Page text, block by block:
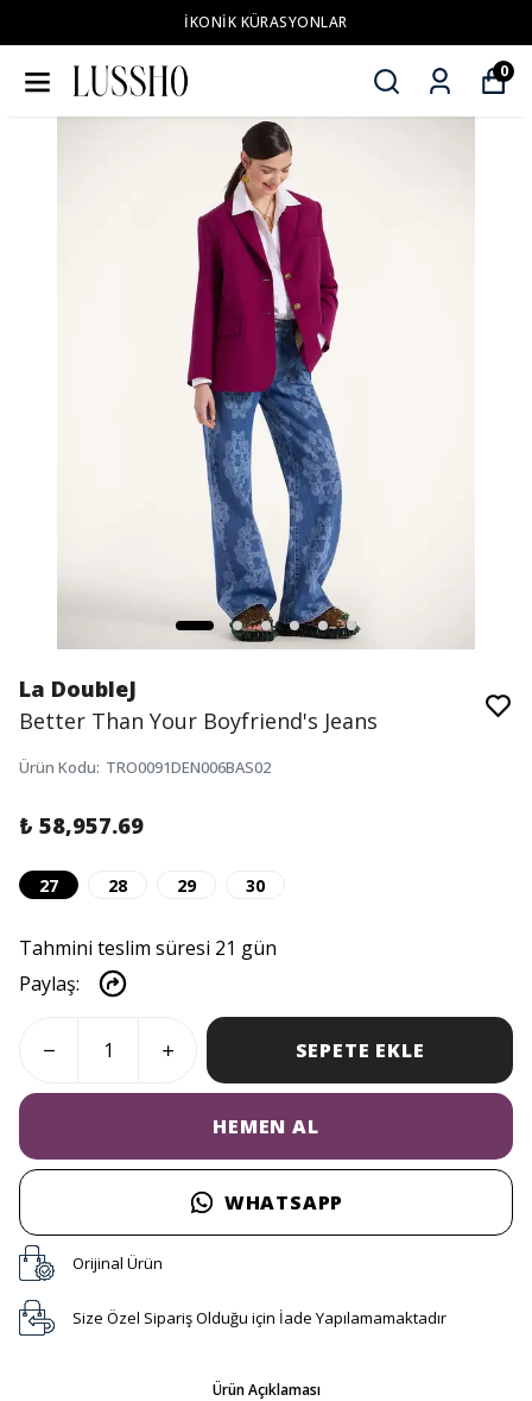
İKONİK KÜRASYONLAR
0
La DoubleJ
Better Than Your Boyfriend's Jeans
Ürün Kodu: TRO0091DEN006BAS02
₺ 58,957.69
27 28 29 30
Tahmini teslim süresi 21 gün
Paylaş:
SEPETE EKLE
HEMEN AL
WHATSAPP
Orijinal Ürün
Size Özel Sipariş Olduğu için İade Yapılamamaktadır
Ürün Açıklaması